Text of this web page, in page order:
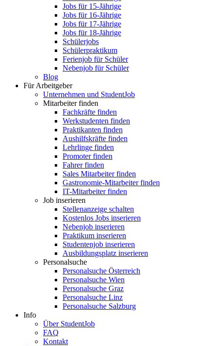
Jobs für 15-Jährige
Jobs für 16-Jährige
Jobs für 17-Jährige
Jobs für 18-Jährige
Schülerjobs
Schülerpraktikum
Ferienjob für Schüler
Nebenjob für Schüler
Blog
Für Arbeitgeber
Unternehmen und StudentJob
Mitarbeiter finden
Fachkräfte finden
Werkstudenten finden
Praktikanten finden
Aushilfskräfte finden
Lehrlinge finden
Promoter finden
Fahrer finden
Sales Mitarbeiter finden
Gastronomie-Mitarbeiter finden
IT-Mitarbeiter finden
Job inserieren
Stellenanzeige schalten
Kostenlos Jobs inserieren
Nebenjob inserieren
Praktikum inserieren
Studentenjob inserieren
Ausbildungsplatz inserieren
Personalsuche
Personalsuche Österreich
Personalsuche Wien
Personalsuche Graz
Personalsuche Linz
Personalsuche Salzburg
Info
Über StudentJob
FAQ
Kontakt